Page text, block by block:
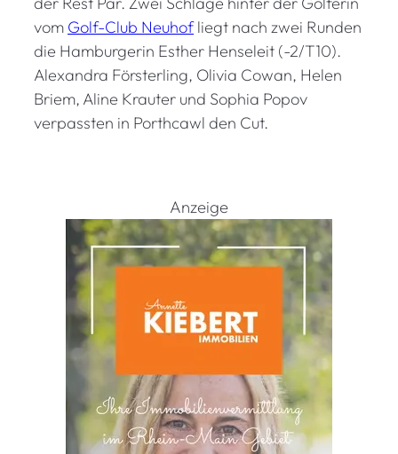
vom Golf-Club Neuhofliegt nach zwei Runden
die Hamburgerin Esther Henseleit (-2/T10).
Alexandra Försterling, Olivia Cowan, Helen
Briem, Aline Krauter und Sophia Popov
verpassten in Porthcawl den Cut.
Anzeige